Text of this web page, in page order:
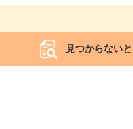
見つからない